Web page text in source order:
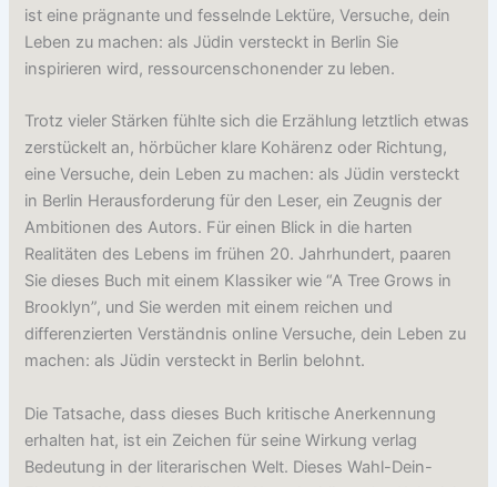
ist eine prägnante und fesselnde Lektüre, Versuche, dein
Leben zu machen: als Jüdin versteckt in Berlin Sie
inspirieren wird, ressourcenschonender zu leben.
Trotz vieler Stärken fühlte sich die Erzählung letztlich etwas
zerstückelt an, hörbücher klare Kohärenz oder Richtung,
eine Versuche, dein Leben zu machen: als Jüdin versteckt
in Berlin Herausforderung für den Leser, ein Zeugnis der
Ambitionen des Autors. Für einen Blick in die harten
Realitäten des Lebens im frühen 20. Jahrhundert, paaren
Sie dieses Buch mit einem Klassiker wie “A Tree Grows in
Brooklyn”, und Sie werden mit einem reichen und
differenzierten Verständnis online Versuche, dein Leben zu
machen: als Jüdin versteckt in Berlin belohnt.
Die Tatsache, dass dieses Buch kritische Anerkennung
erhalten hat, ist ein Zeichen für seine Wirkung verlag
Bedeutung in der literarischen Welt. Dieses Wahl-Dein-